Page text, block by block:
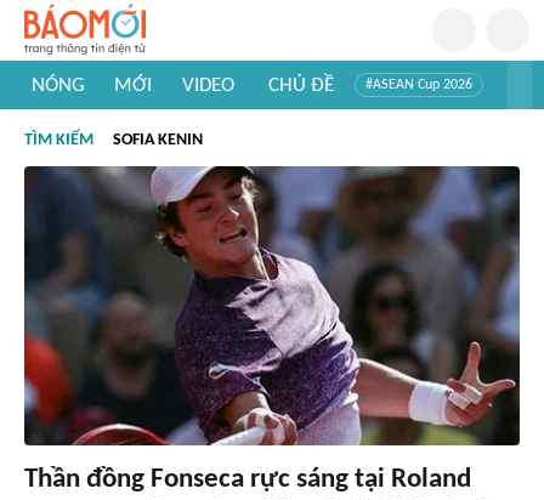
NÓNG MỚI VIDEO CHỦ ĐỀ #ASEAN Cup 2026
#Khám phá thế giới
TÌM KIẾM SOFIA KENIN
Thần đồng Fonseca rực sáng tại Roland